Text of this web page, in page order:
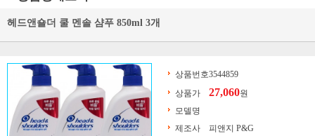
헤드앤숄더 쿨 멘솔 샴푸 850ml 3개
상품번호3544859
상품가
27,060원
모델명
제조사
피앤지 P&G